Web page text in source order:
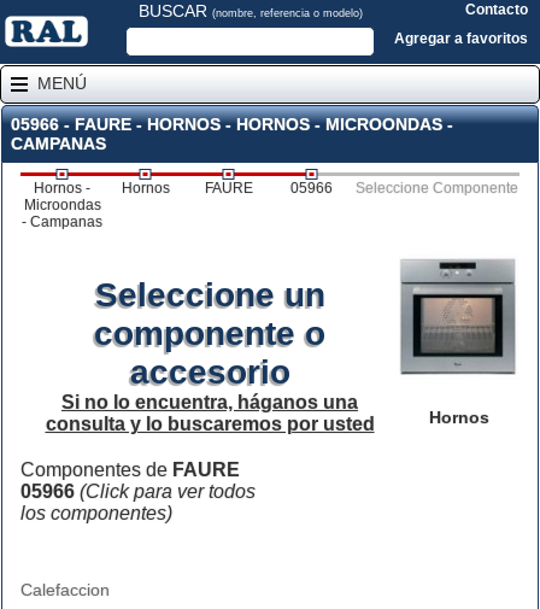
BUSCAR (nombre, referencia o modelo)
Contacto
Agregar a favoritos
MENÚ
05966 - FAURE - HORNOS - HORNOS - MICROONDAS -
CAMPANAS
Hornos -
Microondas
- Campanas
Hornos FAURE 05966 Seleccione Componente
Hornos
Seleccione un
componente o
accesorio
Si no lo encuentra, háganos una
consulta y lo buscaremos por usted
Componentes de FAURE
05966 (Click para ver todos
los componentes)
Calefaccion